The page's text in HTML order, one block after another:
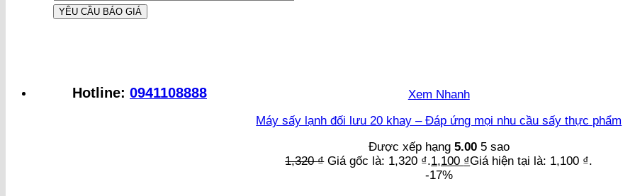
Hotline: 0941108888
Xem Nhanh
Máy sấy lạnh đối lưu 20 khay – Đáp ứng mọi nhu cầu sấy thực phẩm
Được xếp hạng 5.005 sao
1,320₫ Giá gốc là: 1,320 ₫.1,100 ₫Giá hiện tại là: 1,100 ₫.
-17%